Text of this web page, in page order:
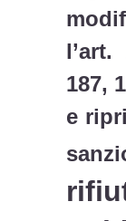
187,
e